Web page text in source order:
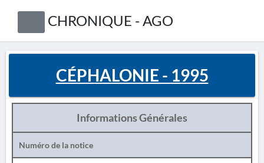
CHRONIQUE - AGO
CÉPHALONIE - 1995
Informations Générales
Numéro de la notice